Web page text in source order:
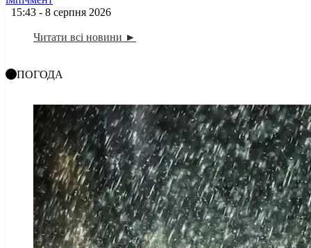
15:43 - 8 серпня 2026
Читати всі новини ►
ПОГОДА